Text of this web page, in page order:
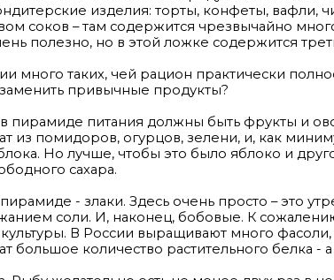
изделия: торты, конфеты, вафли,
соков – там содержится чрезвычайно
полезно, но в этой ложке содержится
много таких, чей рацион практически
привычные продукты?
пирамиде питания должны быть фрукты и
из помидоров, огурцов, зелени, и, как
Но лучше, чтобы это было яблоко и
сахара.
- злаки. Здесь очень просто – это
соли. И, наконец, бобовые. К
В России выращивают много
большое количество растительного белка -